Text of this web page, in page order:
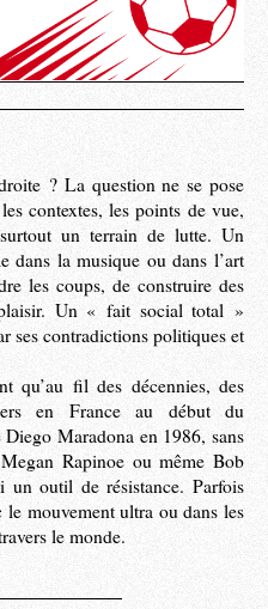
? La question ne se pose
contextes, les points de vue,
un terrain de lutte. Un
dans la musique ou dans l’art
les coups, de construire des
Un « fait social total »
ses contradictions politiques et
qu’au fil des décennies, des
en France au début du
Maradona en 1986, sans
Rapinoe ou même Bob
outil de résistance. Parfois
le mouvement ultra ou dans les
le monde.